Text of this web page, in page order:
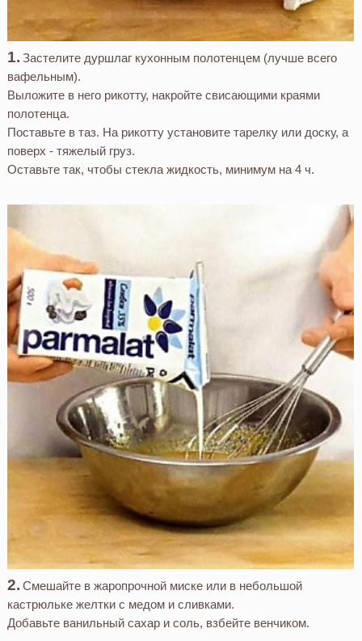
Застелите дуршлаг кухонным полотенцем (лучше всего
вафельным).
Выложите в него рикотту, накройте свисающими краями
полотенца.
Поставьте в таз. На рикотту установите тарелку или доску, а
поверх - тяжелый груз.
Оставьте так, чтобы стекла жидкость, минимум на 4 ч.
Смешайте в жаропрочной миске или в небольшой
кастрюльке желтки с медом и сливками.
Добавьте ванильный сахар и соль, взбейте венчиком.